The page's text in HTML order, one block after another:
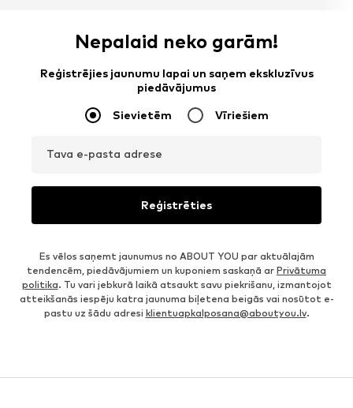
Nepalaid neko garām!
Reģistrējies jaunumu lapai un saņem ekskluzīvus
piedāvājumus
Sievietēm Vīriešiem
Tava e-pasta adrese
Reģistrēties
Es vēlos saņemt jaunumus no ABOUT YOU par aktuālajām
tendencēm, piedāvājumiem un kuponiem saskaņā ar Privātuma
politika. Tu vari jebkurā laikā atsaukt savu piekrišanu, izmantojot
atteikšanās iespēju katra jaunuma biļetena beigās vai nosūtot e-
pastu uz šādu adresi klientuapkalposana@aboutyou.lv.